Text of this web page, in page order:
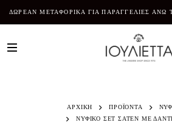
ΔΩΡΕΑΝ ΜΕΤΑΦΟΡΙΚΑ ΓΙΑ ΠΑΡΑΓΓΕΛΙΕΣ ΑΝΩ
ΑΡΧΙΚΗ ΠΡΟΪΌΝΤΑ
ΝΥΦΙΚΟ ΣΕΤ ΣΑΤΕΝ ΜΕ